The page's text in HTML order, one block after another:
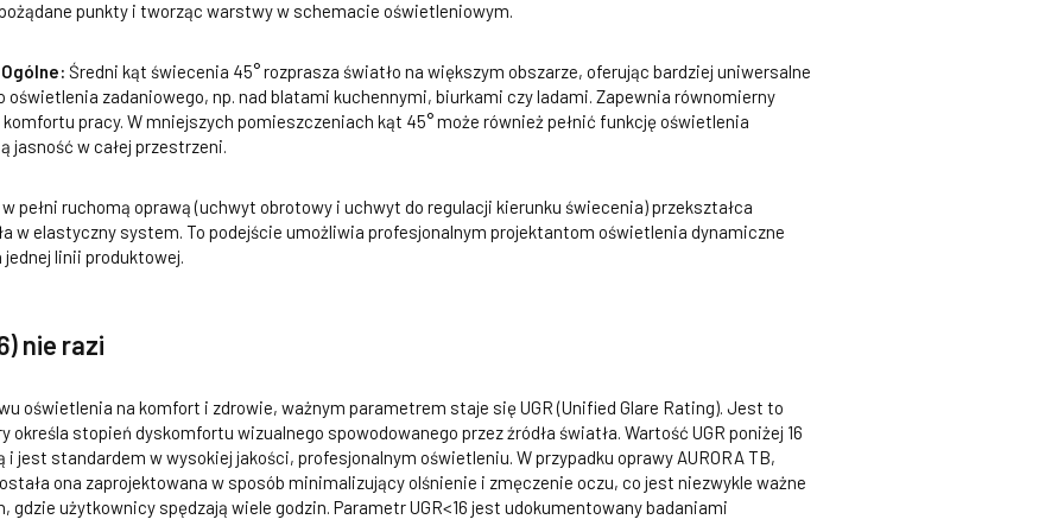
punkty i tworząc warstwy w schemacie oświetleniowym.
Średni kąt świecenia 45° rozprasza światło na większym obszarze, oferując bardziej uniwersalne
zadaniowego, np. nad blatami kuchennymi, biurkami czy ladami. Zapewnia równomierny
pracy. W mniejszych pomieszczeniach kąt 45° może również pełnić funkcję oświetlenia
jasność w całej przestrzeni.
pełni ruchomą oprawą (uchwyt obrotowy i uchwyt do regulacji kierunku świecenia) przekształca
w elastyczny system. To podejście umożliwia profesjonalnym projektantom oświetlenia dynamiczne
linii produktowej.
nie razi
oświetlenia na komfort i zdrowie, ważnym parametrem staje się UGR (Unified Glare Rating). Jest to
stopień dyskomfortu wizualnego spowodowanego przez źródła światła. Wartość UGR poniżej 16
jest standardem w wysokiej jakości, profesjonalnym oświetleniu. W przypadku oprawy AURORA TB,
ona zaprojektowana w sposób minimalizujący olśnienie i zmęczenie oczu, co jest niezwykle ważne
gdzie użytkownicy spędzają wiele godzin. Parametr UGR<16 jest udokumentowany badaniami